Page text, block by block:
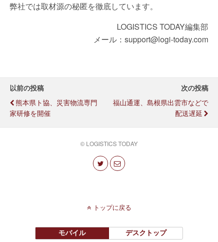
弊社では取材源の秘匿を徹底しています。
LOGISTICS TODAY編集部
メール：support@logi-today.com
以前の投稿
熊本県ト協、災害物流専門
家研修を開催
次の投稿
福山通運、島根県出雲市などで
配送遅延
© LOGISTICS TODAY
トップに戻る
モバイル デスクトップ